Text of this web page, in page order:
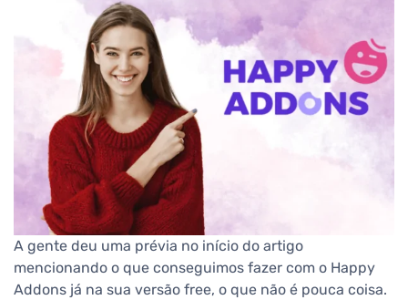
A gente deu uma prévia no início do artigo
mencionando o que conseguimos fazer com o Happy
Addons já na sua versão free, o que não é pouca coisa.